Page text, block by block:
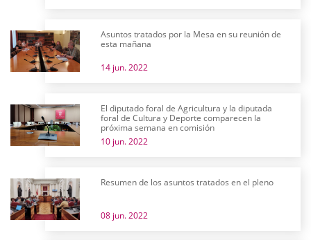
Asuntos tratados por la Mesa en su reunión de
esta mañana
14 jun. 2022
El diputado foral de Agricultura y la diputada
foral de Cultura y Deporte comparecen la
próxima semana en comisión
10 jun. 2022
Resumen de los asuntos tratados en el pleno
08 jun. 2022